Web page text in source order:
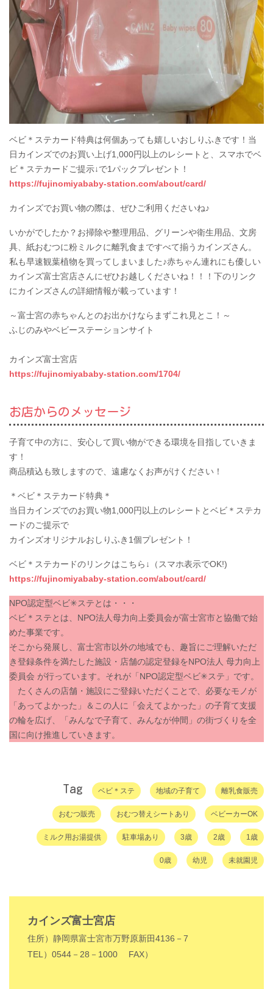
ベビ＊ステカード特典は何個あっても嬉しいおしりふきです！当
日カインズでのお買い上げ1,000円以上のレシートと、スマホでベ
ビ＊ステカードご提示↓で1パックプレゼント！
https://fujinomiyababy-station.com/about/card/
カインズでお買い物の際は、ぜひご利用くださいね♪
いかがでしたか？お掃除や整理用品、グリーンや衛生用品、文房
具、紙おむつに粉ミルクに離乳食まですべて揃うカインズさん。
私も早速観葉植物を買ってしまいました♪赤ちゃん連れにも優しい
カインズ富士宮店さんにぜひお越しくださいね！！！下のリンク
にカインズさんの詳細情報が載っています！
～富士宮の赤ちゃんとのお出かけならまずこれ見とこ！～
ふじのみやベビーステーションサイト
カインズ富士宮店
https://fujinomiyababy-station.com/1704/
お店からのメッセージ
子育て中の方に、安心して買い物ができる環境を目指していきま
す！
商品積込も致しますので、遠慮なくお声がけください！
＊ベビ＊ステカード特典＊
当日カインズでのお買い物1,000円以上のレシートとベビ＊ステカ
ードのご提示で
カインズオリジナルおしりふき1個プレゼント！
ベビ＊ステカードのリンクはこちら↓（スマホ表示でOK!)
https://fujinomiyababy-station.com/about/card/
NPO認定型ベビ✳︎ステとは・・・
ベビ＊ステとは、NPO法人母力向上委員会が富士宮市と協働で始
めた事業です。
そこから発展し、富士宮市以外の地域でも、趣旨にご理解いただ
き登録条件を満たした施設・店舗の認定登録をNPO法人 母力向上
委員会 が行っています。それが「NPO認定型ベビ✳︎ステ」です。
たくさんの店舗・施設にご登録いただくことで、必要なモノが
「あってよかった」＆この人に「会えてよかった」の子育て支援
の輪を広げ、「みんなで子育て、みんなが仲間」の街づくりを全
国に向け推進していきます。
Tag ベビ＊ステ 地域の子育て 離乳食販売
おむつ販売 おむつ替えシートあり ベビーカーOK
ミルク用お湯提供 駐車場あり 3歳 2歳 1歳
0歳 幼児 未就園児
カインズ富士宮店
住所）静岡県富士宮市万野原新田4136－7
TEL）0544－28－1000
FAX）